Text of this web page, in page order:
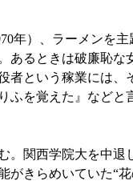
年）、ラーメンを主
あるときは破廉恥な
という稼業には、
ふを覚えた』などと
。関西学院大を中退
きらめいていた“